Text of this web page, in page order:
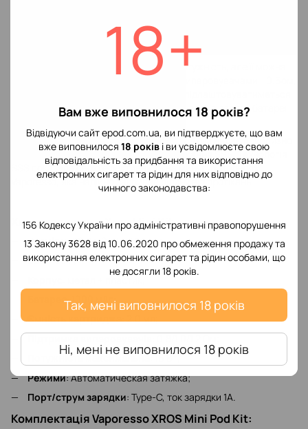
18+
Вам вже виповнилося 18 років?
Відвідуючи сайт epod.com.ua, ви підтверджуєте, що вам
вже виповнилося 18 років і ви усвідомлюєте свою
відповідальність за придбання та використання
електронних сигарет та рідин для них відповідно до
чинного законодавства:
156 Кодексу України про адміністративні правопорушення
13 Закону 3628 від 10.06.2020 про обмеження продажу та
використання електронних сигарет та рідин особами, що
не досягли 18 років.
Так, мені виповнилося 18 років
Ні, мені не виповнилося 18 років
У девайсі не можна встановлювати потужність, але її можна
підібрати за допомогою картриджа з випаровувачами - 0.6ом,
автоматично від опору випаровувача і вплив заряду батареї
буде кількість вАтт.
У комплекті йде випаровувач на 1.2 ом, який видає приблизно
11 вАтт з технологією захисту від протікання SSS. Технологія
SSS показала свою ефективність на минулих моделях
Vaporesso, яка надійно закриває рідину від протікань.
Характеристика Xros Mini Kit
Розміри : 98.9 х 23.4 х 13.5 мм;
Вага: 60 г;
: метал + пластик;
Батарея: 1000 мАг;
Ємність картриджа: 2.0 мл;
Потужність максимальна: 16 Вт;
Режими: Автоматическая затяжка;
Порт/струм зарядки: Type-C, ток зарядки 1А.
Комплектація Vaporesso XROS Mini Pod Kit: